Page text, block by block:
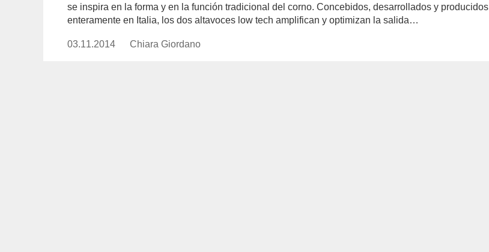
se inspira en la forma y en la función tradicional del corno. Concebidos, desarrollados y producidos
enteramente en Italia, los dos altavoces low tech amplifican y optimizan la salida…
Publicado
03.11.2014
https://www.experimenta.es/author/chiara-
Chiara Giordano